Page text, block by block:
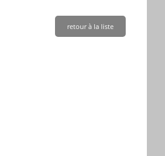
de Neuengammeretour à la liste